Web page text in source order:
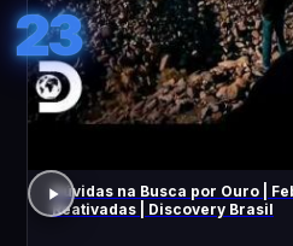
23
Dúvidas na Busca por Ouro |
Reativadas | Discovery Brasil